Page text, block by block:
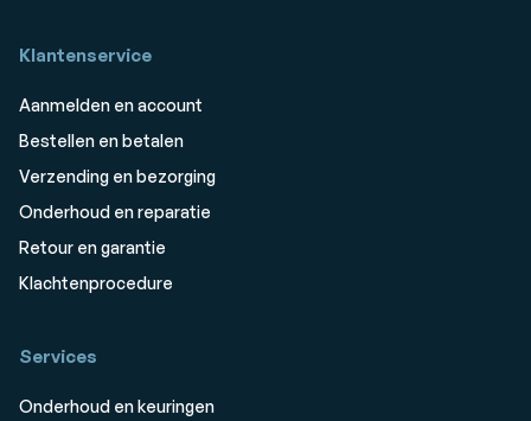
Klantenservice
Aanmelden en account
Bestellen en betalen
Verzending en bezorging
Onderhoud en reparatie
Retour en garantie
Klachtenprocedure
Services
Onderhoud en keuringen